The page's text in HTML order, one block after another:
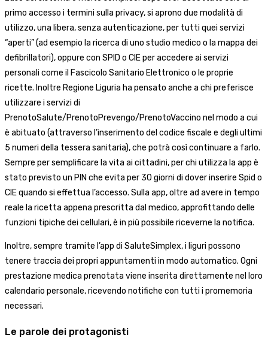
primo accesso i termini sulla privacy, si aprono due modalità di
utilizzo, una libera, senza autenticazione, per tutti quei servizi
“aperti” (ad esempio la ricerca di uno studio medico o la mappa dei
defibrillatori), oppure con SPID o CIE per accedere ai servizi
personali come il Fascicolo Sanitario Elettronico o le proprie
ricette. Inoltre Regione Liguria ha pensato anche a chi preferisce
utilizzare i servizi di
PrenotoSalute/PrenotoPrevengo/PrenotoVaccino nel modo a cui
è abituato (attraverso l’inserimento del codice fiscale e degli ultimi
5 numeri della tessera sanitaria), che potrà così continuare a farlo.
Sempre per semplificare la vita ai cittadini, per chi utilizza la app è
stato previsto un PIN che evita per 30 giorni di dover inserire Spid o
CIE quando si effettua l’accesso. Sulla app, oltre ad avere in tempo
reale la ricetta appena prescritta dal medico, approfittando delle
funzioni tipiche dei cellulari, è in più possibile riceverne la notifica.
Inoltre, sempre tramite l’app di SaluteSimplex, i liguri possono
tenere traccia dei propri appuntamenti in modo automatico. Ogni
prestazione medica prenotata viene inserita direttamente nel loro
calendario personale, ricevendo notifiche con tutti i promemoria
necessari.
Le parole dei protagonisti